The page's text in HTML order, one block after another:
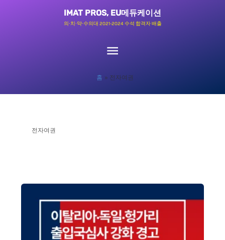
IMAT PROS, EU메듀케이션
의∙치∙약∙수의대 2021-2024 수석 합격자 배출
메
뉴
홈 전자여권
전자여권